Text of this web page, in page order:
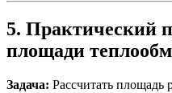
5. Практический
площади
Задача: Рассчитать площадь